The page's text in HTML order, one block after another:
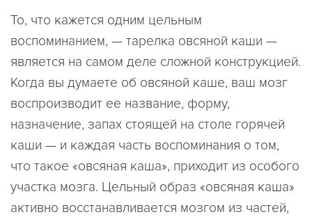
То, что кажется одним цельным
воспоминанием, — тарелка овсяной каши —
является на самом деле сложной конструкцией.
Когда вы думаете об овсяной каше, ваш мозг
воспроизводит ее название, форму,
назначение, запах стоящей на столе горячей
каши — и каждая часть воспоминания о том,
что такое «овсяная каша», приходит из особого
участка мозга. Цельный образ «овсяная каша»
активно восстанавливается мозгом из частей,